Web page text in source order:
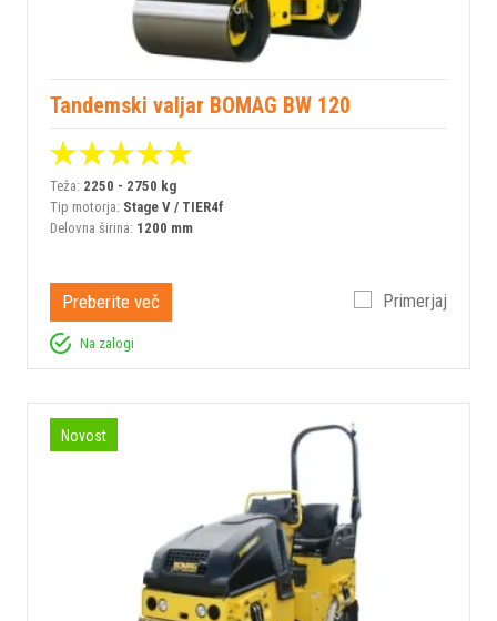
Tandemski valjar BOMAG BW 120
Teža: 2250 - 2750 kg
Tip motorja: Stage V / TIER4f
Delovna širina: 1200 mm
Preberite več Primerjaj
Na zalogi
Novost